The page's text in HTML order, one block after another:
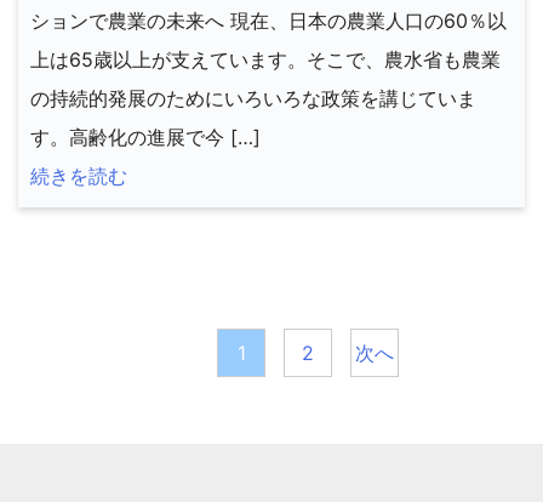
ションで農業の未来へ 現在、日本の農業人口の60％以
上は65歳以上が支えています。そこで、農水省も農業
の持続的発展のためにいろいろな政策を講じていま
す。高齢化の進展で今 […]
続きを読む
1 2 次へ